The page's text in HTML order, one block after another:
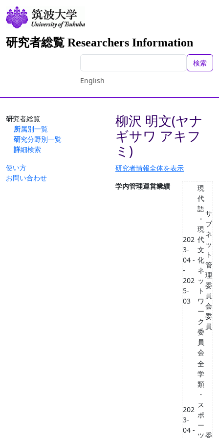
研究者総覧 Researchers Information
検索
English
研究者総覧
所属別一覧
研究分野別一覧
詳細検索
使い方
お問い合わせ
柳沢 明文(ヤナ
ギサワ アキフ
ミ)
研究者情報全体を表示
学内管理運営業績
202
3-
04 -
-
202
5-
03
現
代
語
・
現
代
文
化
ネ
ッ
ト
ワ
ー
ク
委
員
会
サ
ブ
ネ
ッ
ト
管
理
委
員
会
委
員
202
3-
04 -
全
学
類
・
ス
ポ
ー
ツ委